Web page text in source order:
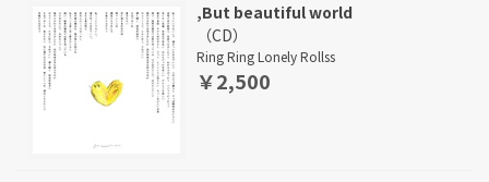
,But beautiful world
（CD）
Ring Ring Lonely Rollss
￥2,500